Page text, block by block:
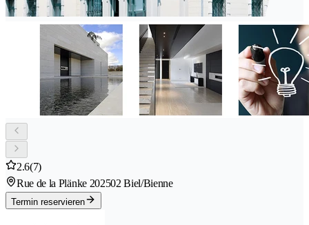
2.6(7)
Rue de la Plänke 202502 Biel/Bienne
Termin reservieren